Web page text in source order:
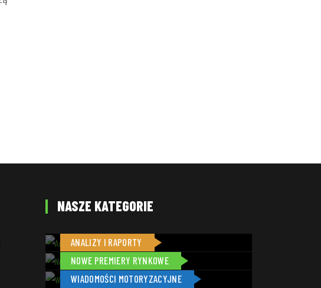
NASZE KATEGORIE
ANALIZY I RAPORTY
NOWE PREMIERY RYNKOWE
WIADOMOŚCI MOTORYZACYJNE